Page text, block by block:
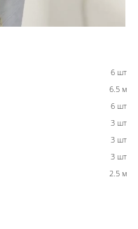
6 шт
6.5 м
6 шт
3 шт
3 шт
3 шт
2.5 м